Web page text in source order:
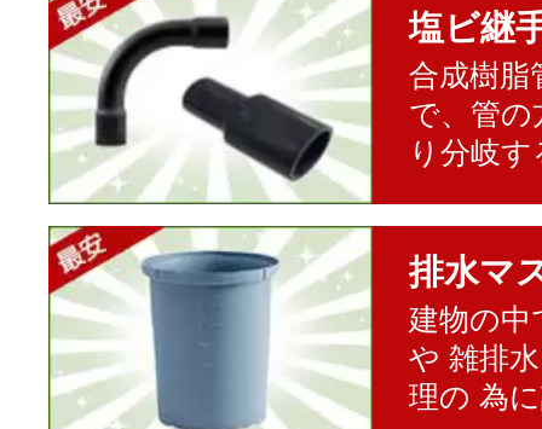
塩ビ継
合成樹脂
で、管の
り分岐
排水マ
建物の中
や 雑排
理の 為